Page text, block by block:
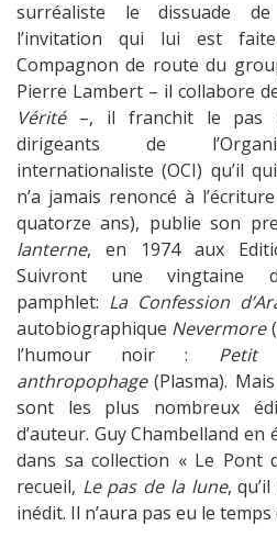
surréaliste le dissuade
l’invitation qui lui est
Compagnon de route du
Pierre Lambert – il collabore
Vérité–, il franchit le pas
dirigeants de
internationaliste (OCI) qu’il
n’a jamais renoncé à
quatorze ans), publie son
lanterne, en 1974 aux
Suivront une vingtaine
pamphlet: La Confession
autobiographique Nevermore
l’humour noir :
anthropophage(Plasma).
sont les plus nombreux
d’auteur. Guy Chambelland
dans sa collection « Le Pont
recueil, Le pas de la lune,
inédit. Il n’aura pas eu le